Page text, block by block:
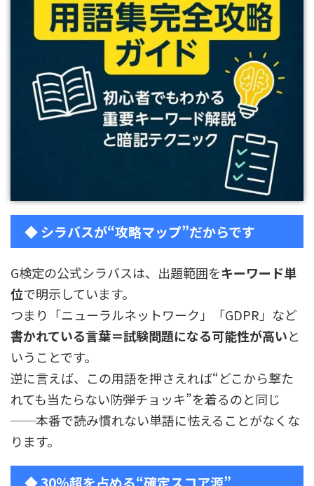
◆ シラバスが“攻略マップ”だからです
G検定の公式シラバスは、出題範囲をキーワード単
位で明示しています。
つまり「ニューラルネットワーク」「GDPR」など
書かれている言葉＝試験問題になる可能性が高いと
いうことです。
逆に言えば、この用語を押さえれば“どこから撃た
れても当たらない防弾チョッキ”を着るのと同じ
──本番で読み慣れない単語に怯えることがなくな
ります。
◆ 30％超を占める“確定スコア源”